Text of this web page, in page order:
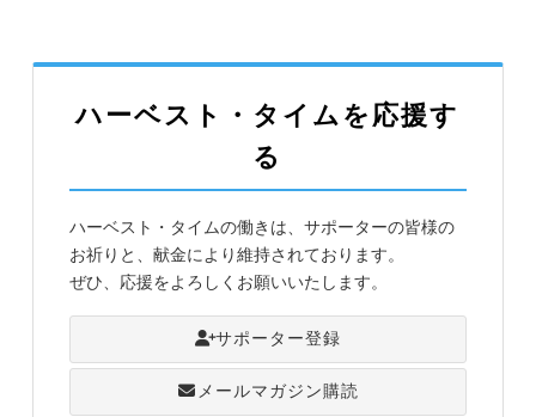
ハーベスト・タイムを応援す
る
ハーベスト・タイムの働きは、サポーターの皆様の
お祈りと、献金により維持されております。
ぜひ、応援をよろしくお願いいたします。
サポーター登録
メールマガジン購読